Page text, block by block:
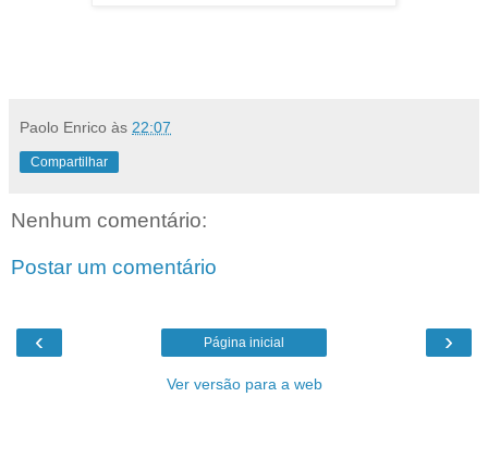
Paolo Enrico às 22:07
Compartilhar
Nenhum comentário:
Postar um comentário
‹ ›
Página inicial
Ver versão para a web